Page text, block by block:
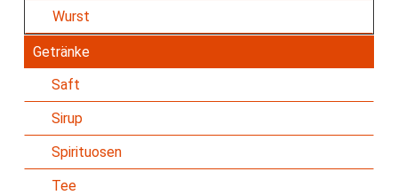
Wurst
Getränke
Saft
Sirup
Spirituosen
Tee